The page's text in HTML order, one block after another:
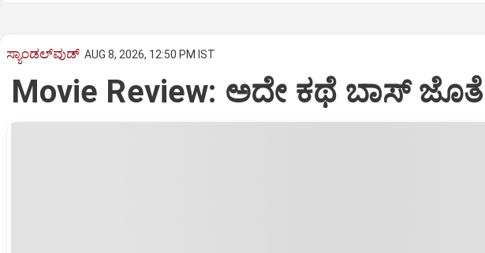
ಸ್ಯಾಂಡಲ್‌ವುಡ್‌ AUG 8, 2026, 12:50 PM IST
Movie Review: ಅದೇ ಕಥೆ ಬಾಸ್‌